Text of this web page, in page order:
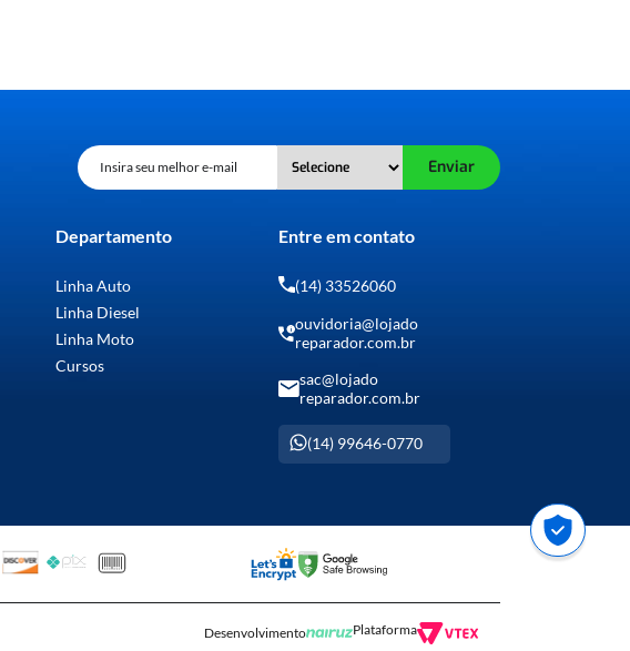
Enviar
Departamento
Linha Auto
Linha Diesel
Linha Moto
Cursos
Entre em contato
(14) 33526060
ouvidoria@lojado
reparador.com.br
sac@lojado
reparador.com.br
(14) 99646-0770
Desenvolvimento Plataforma